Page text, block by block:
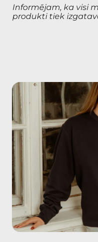
Informējam, ka visi
produkti tiek